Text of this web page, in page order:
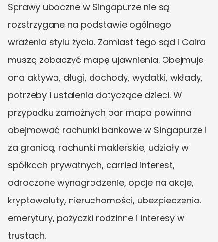
Sprawy uboczne w Singapurze nie są
rozstrzygane na podstawie ogólnego
wrażenia stylu życia. Zamiast tego sąd i Caira
muszą zobaczyć mapę ujawnienia. Obejmuje
ona aktywa, długi, dochody, wydatki, wkłady,
potrzeby i ustalenia dotyczące dzieci. W
przypadku zamożnych par mapa powinna
obejmować rachunki bankowe w Singapurze i
za granicą, rachunki maklerskie, udziały w
spółkach prywatnych, carried interest,
odroczone wynagrodzenie, opcje na akcje,
kryptowaluty, nieruchomości, ubezpieczenia,
emerytury, pożyczki rodzinne i interesy w
trustach.